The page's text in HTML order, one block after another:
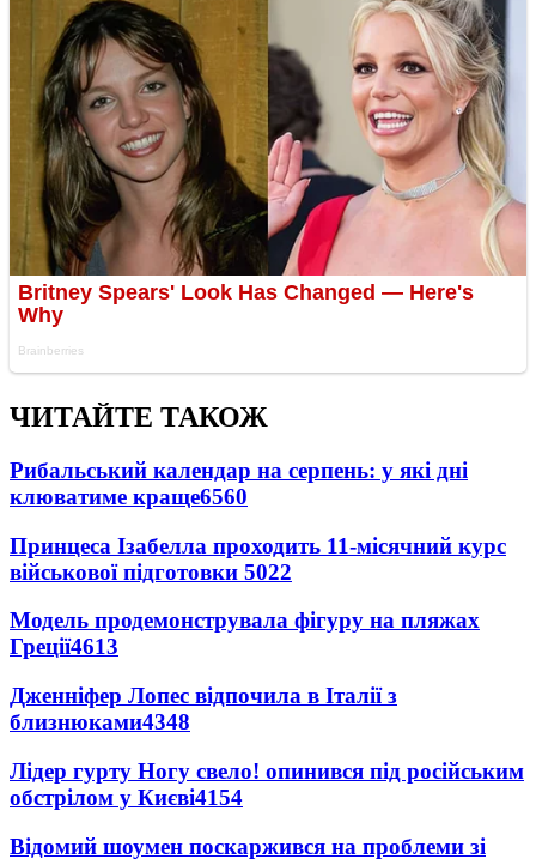
ЧИТАЙТЕ ТАКОЖ
Рибальський календар на серпень: у які дні
клюватиме краще6560
Принцеса Ізабелла проходить 11-місячний курс
військової підготовки 5022
Модель продемонструвала фігуру на пляжах
Греції4613
Дженніфер Лопес відпочила в Італії з
близнюками4348
Лідер гурту Ногу свело! опинився під російським
обстрілом у Києві4154
Відомий шоумен поскаржився на проблеми зі